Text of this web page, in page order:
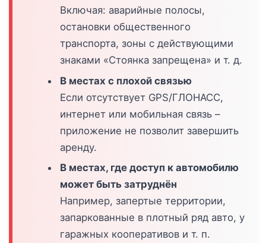
Включая: аварийные полосы,
остановки общественного
транспорта, зоны с действующими
знаками «Стоянка запрещена» и т. д.
В местах с плохой связью
Если отсутствует GPS/ГЛОНАСС,
интернет или мобильная связь –
приложение не позволит завершить
аренду.
В местах, где доступ к автомобилю
может быть затруднён
Например, запертые территории,
запаркованные в плотный ряд авто, у
гаражных кооперативов и т. п.